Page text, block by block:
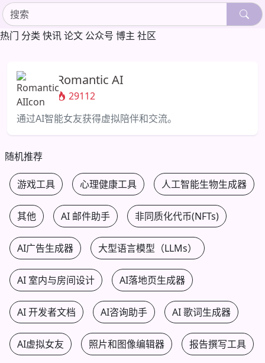
热门 分类 快讯论文 公众号 博主 社区
Romantic AI
29112
通过AI智能女友获得虚拟陪伴和交流。
随机推荐
游戏工具 心理健康工具 人工智能生物生成器
其他 AI 邮件助手 非同质化代币(NFTs)
AI广告生成器 大型语言模型（LLMs）
AI 室内与房间设计 AI落地页生成器
AI 开发者文档 AI咨询助手 AI 歌词生成器
AI虚拟女友 照片和图像编辑器 报告撰写工具